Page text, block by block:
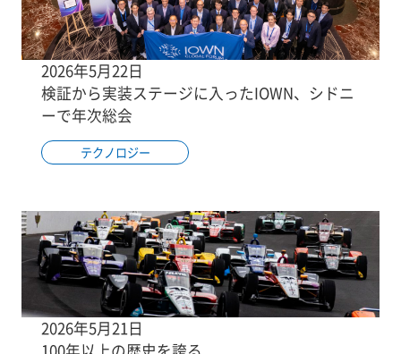
2026年5月22日
検証から実装ステージに入ったIOWN、シドニ
ーで年次総会
テクノロジー
2026年5月21日